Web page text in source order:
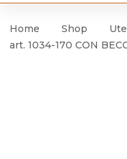
Home Shop
art. 1034-170 CON